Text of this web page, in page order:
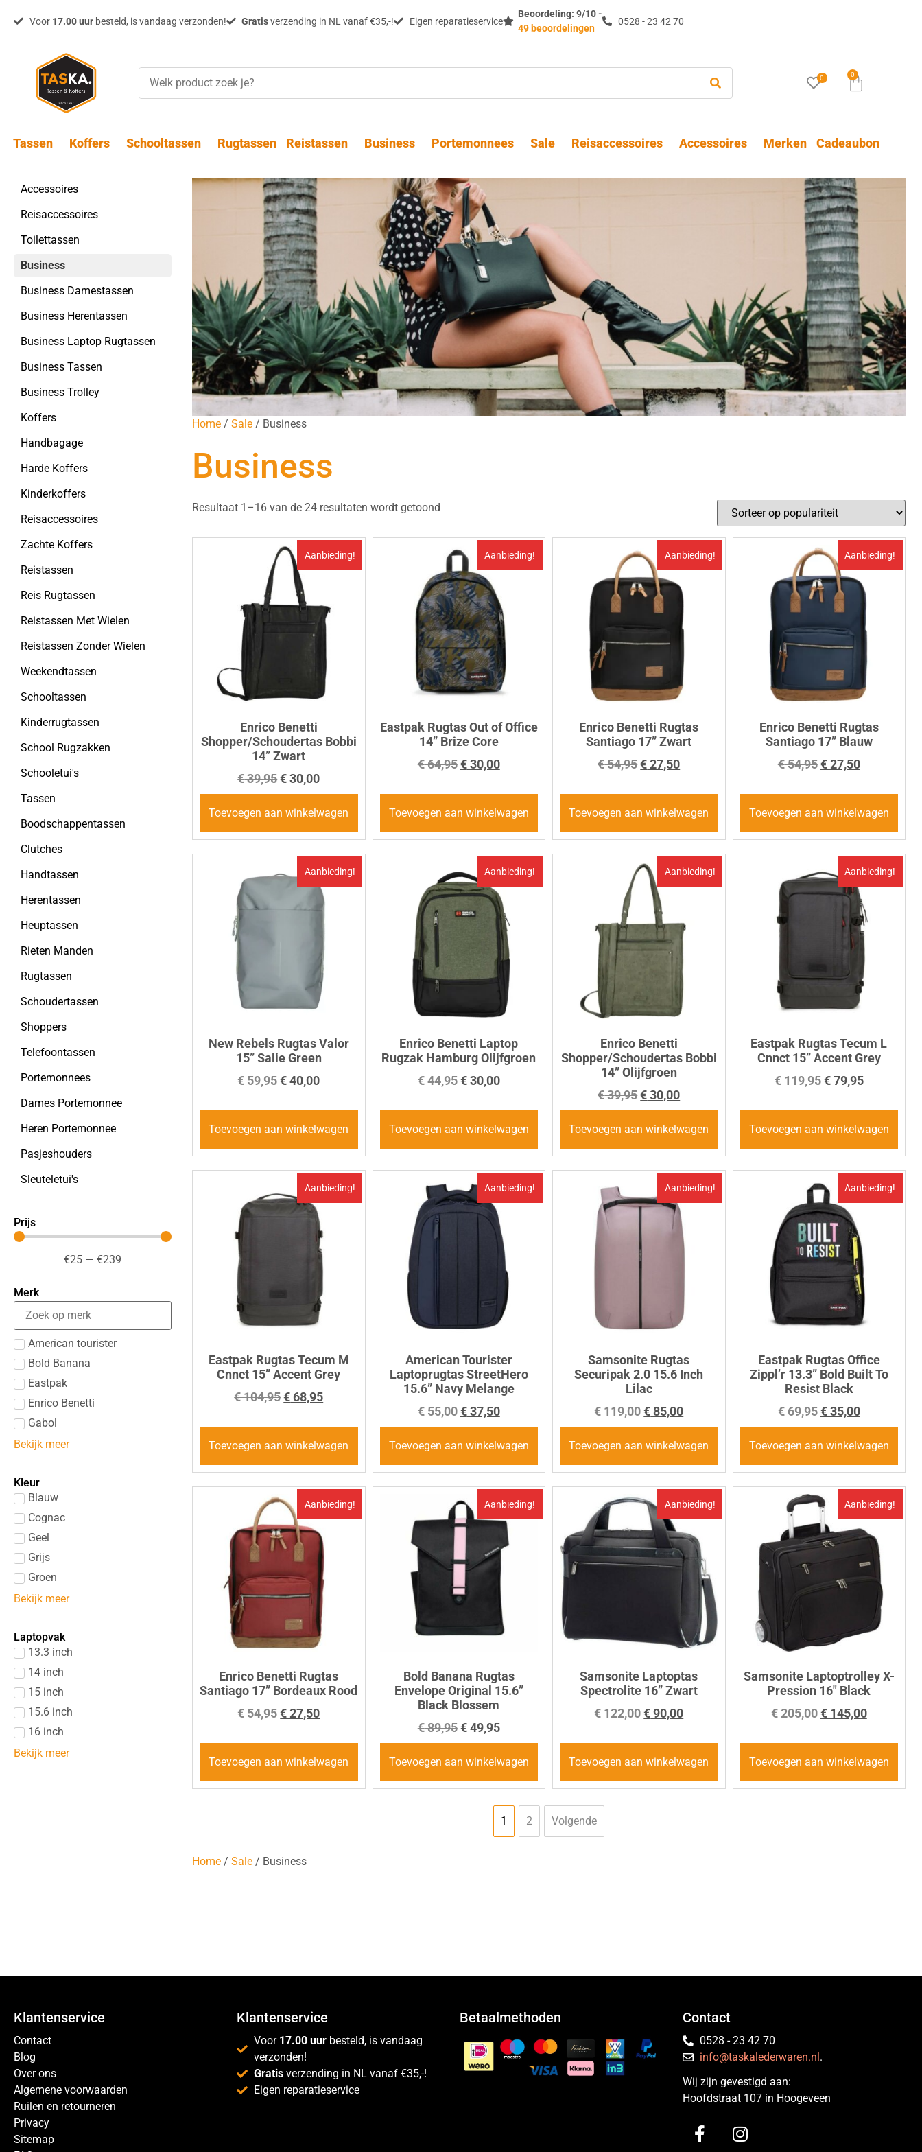
Voor 17.00 uurbesteld, is vandaag verzonden! Gratisverzending in NL vanaf €35,-! Eigen reparatieservice
Beoordeling: 9/10 -
49 beoordelingen
0528 - 23 42 70
0 0
Tassen Koffers Schooltassen Rugtassen Reistassen Business Portemonnees Sale Reisaccessoires Accessoires Merken Cadeaubon
Accessoires
Reisaccessoires
Toilettassen
Business
Business Damestassen
Business Herentassen
Business Laptop Rugtassen
Business Tassen
Business Trolley
Koffers
Handbagage
Harde Koffers
Kinderkoffers
Reisaccessoires
Zachte Koffers
Reistassen
Reis Rugtassen
Reistassen Met Wielen
Reistassen Zonder Wielen
Weekendtassen
Schooltassen
Kinderrugtassen
School Rugzakken
Schooletui's
Tassen
Boodschappentassen
Clutches
Handtassen
Herentassen
Heuptassen
Rieten Manden
Rugtassen
Schoudertassen
Shoppers
Telefoontassen
Portemonnees
Dames Portemonnee
Heren Portemonnee
Pasjeshouders
Sleuteletui's
Prijs
€25 — €239
Merk
American tourister
Bold Banana
Eastpak
Enrico Benetti
Gabol
Bekijk meer
Kleur
Blauw
Cognac
Geel
Grijs
Groen
Bekijk meer
Laptopvak
13.3 inch
14 inch
15 inch
15.6 inch
16 inch
Bekijk meer
Home / Sale / Business
Business
Resultaat 1–16 van de 24 resultaten wordt getoond
Aanbieding!
Enrico Benetti
Shopper/Schoudertas Bobbi
14” Zwart
€39,95€30,00
Toevoegen aan winkelwagen
Aanbieding!
Eastpak Rugtas Out of Office
14” Brize Core
€64,95 €30,00
Toevoegen aan winkelwagen
Aanbieding!
Enrico Benetti Rugtas
Santiago 17” Zwart
€54,95€27,50
Toevoegen aan winkelwagen
Aanbieding!
Enrico Benetti Rugtas
Santiago 17” Blauw
€54,95 €27,50
Toevoegen aan winkelwagen
Aanbieding!
New Rebels Rugtas Valor
15” Salie Green
€59,95€40,00
Toevoegen aan winkelwagen
Aanbieding!
Enrico Benetti Laptop
Rugzak Hamburg Olijfgroen
€44,95 €30,00
Toevoegen aan winkelwagen
Aanbieding!
Enrico Benetti
Shopper/Schoudertas Bobbi
14” Olijfgroen
€39,95€30,00
Toevoegen aan winkelwagen
Aanbieding!
Eastpak Rugtas Tecum L
Cnnct 15” Accent Grey
€119,95 €79,95
Toevoegen aan winkelwagen
Aanbieding!
Eastpak Rugtas Tecum M
Cnnct 15” Accent Grey
€104,95€ 68,95
Toevoegen aan winkelwagen
Aanbieding!
American Tourister
Laptoprugtas StreetHero
15.6” Navy Melange
€55,00 €37,50
Toevoegen aan winkelwagen
Aanbieding!
Samsonite Rugtas
Securipak 2.0 15.6 Inch
Lilac
€119,00€ 85,00
Toevoegen aan winkelwagen
Aanbieding!
Eastpak Rugtas Office
Zippl’r 13.3” Bold Built To
Resist Black
€69,95 €35,00
Toevoegen aan winkelwagen
Aanbieding!
Enrico Benetti Rugtas
Santiago 17” Bordeaux Rood
€54,95€27,50
Toevoegen aan winkelwagen
Aanbieding!
Bold Banana Rugtas
Envelope Original 15.6”
Black Blossem
€89,95 €49,95
Toevoegen aan winkelwagen
Aanbieding!
Samsonite Laptoptas
Spectrolite 16” Zwart
€122,00€90,00
Toevoegen aan winkelwagen
Aanbieding!
Samsonite Laptoptrolley X-
Pression 16″ Black
€205,00 €145,00
Toevoegen aan winkelwagen
1 2 Volgende
Home / Sale / Business
Klantenservice
Contact
Blog
Over ons
Algemene voorwaarden
Ruilen en retourneren
Privacy
Sitemap
Klantenservice
Voor 17.00 uur besteld, is vandaag
verzonden!
Gratis verzending in NL vanaf €35,-!
Eigen reparatieservice
Betaalmethoden Contact
0528 - 23 42 70
info@taskalederwaren.nl.
Wij zijn gevestigd aan:
Hoofdstraat 107 in Hoogeveen